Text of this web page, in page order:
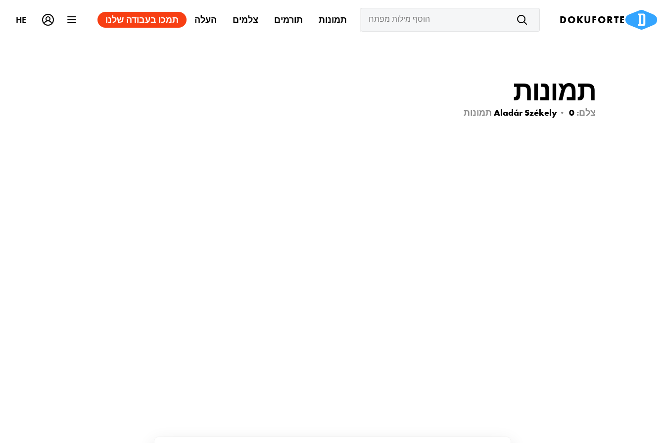
תמונות
צלם: Aladár Székely 0 תמונות
DOKUFORTE הוסף מילות מפתח תמונות תורמים צלמים העלה תמכו בעבודה שלנו HE